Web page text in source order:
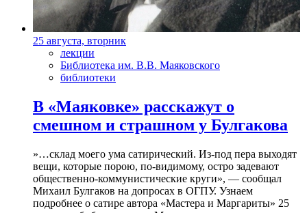
25 августа, вторник
лекции
Библиотека им. В.В. Маяковского
библиотеки
В «Маяковке» расскажут о
смешном и страшном у Булгакова
»…склад моего ума сатирический. Из-под пера выходят
вещи, которые порою, по-видимому, остро задевают
общественно-коммунистические круги», — сообщал
Михаил Булгаков на допросах в ОГПУ. Узнаем
подробнее о сатире автора «Мастера и Маргариты» 25